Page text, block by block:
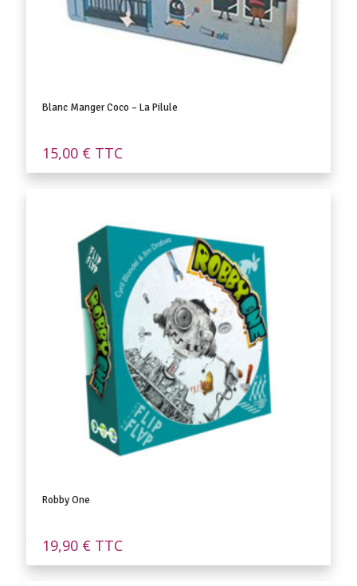
Blanc Manger Coco – La Pilule
15,00 € TTC
Robby One
19,90 € TTC